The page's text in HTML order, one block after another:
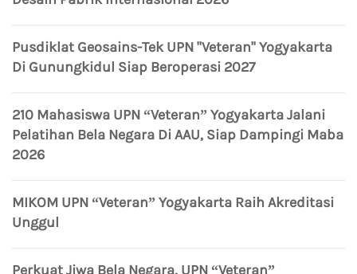
Pusdiklat Geosains-Tek UPN "Veteran" Yogyakarta
Di Gunungkidul Siap Beroperasi 2027
210 Mahasiswa UPN “Veteran” Yogyakarta Jalani
Pelatihan Bela Negara Di AAU, Siap Dampingi Maba
2026
MIKOM UPN “Veteran” Yogyakarta Raih Akreditasi
Unggul
Perkuat Jiwa Bela Negara, UPN “Veteran”